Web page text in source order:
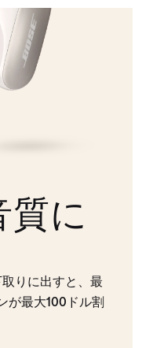
質に
りに出すと、最
が最大100ドル割